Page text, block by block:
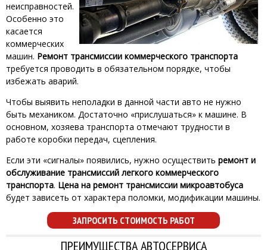
неисправностей.
Особенно это
касается
коммерческих
машин. Ремонт трансмиссии коммерческого транспорта
требуется проводить в обязательном порядке, чтобы
избежать аварий.
Чтобы выявить неполадки в данной части авто не нужно
быть механиком. Достаточно «прислушаться» к машине. В
основном, хозяева транспорта отмечают трудности в
работе коробки передач, сцепления.
Если эти «сигналы» появились, нужно осуществить ремонт и
обслуживание трансмиссий легкого коммерческого
транспорта. Цена на ремонт трансмиссии микроавтобуса
будет зависеть от характера поломки, модификации машины.
ЗАПРОСИТЬ СТОИМОСТЬ РАБОТ
ПРЕИМУЩЕСТВА АВТОСЕРВИСА